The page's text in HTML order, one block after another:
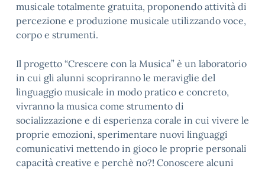
musicale totalmente gratuita, proponendo attività di
percezione e produzione musicale utilizzando voce,
corpo e strumenti.
Il progetto “Crescere con la Musica” è un laboratorio
in cui gli alunni scopriranno le meraviglie del
linguaggio musicale in modo pratico e concreto,
vivranno la musica come strumento di
socializzazione e di esperienza corale in cui vivere le
proprie emozioni, sperimentare nuovi linguaggi
comunicativi mettendo in gioco le proprie personali
capacità creative e perchè no?! Conoscere alcuni